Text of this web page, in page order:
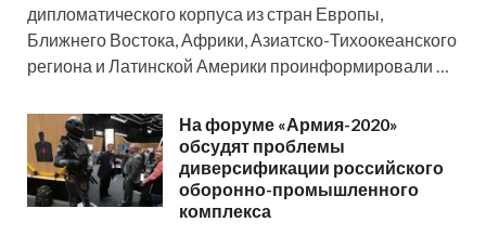
дипломатического корпуса из стран Европы,
Ближнего Востока, Африки, Азиатско-Тихоокеанского
региона и Латинской Америки проинформировали …
На форуме «Армия-2020»
обсудят проблемы
диверсификации российского
оборонно-промышленного
комплекса